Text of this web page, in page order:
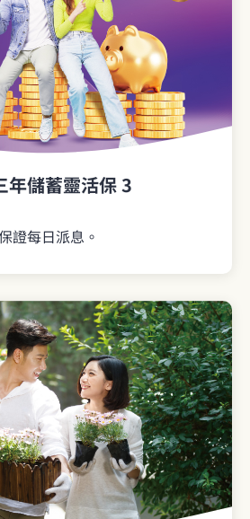
年儲蓄靈活保 3
證每日派息。